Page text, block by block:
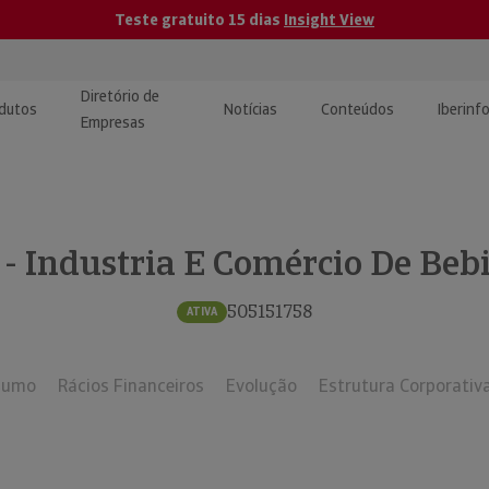
Teste gratuito 15 dias Insight View
e Monitorização de
Diretório de
Empresas
Notícias Conteúdos
| Estudos e
Industria E Comércio De
ATIVA 505151758
Rácios Financeiros Evolução Estrutura Corporativa